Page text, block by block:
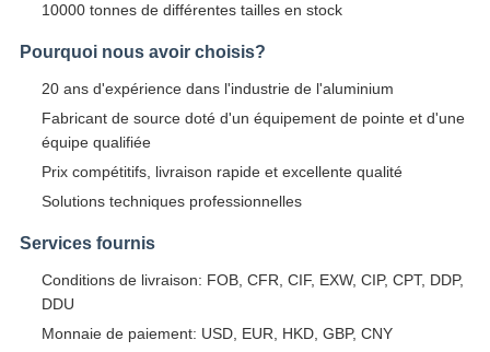
10000 tonnes de différentes tailles en stock
Pourquoi nous avoir choisis?
20 ans d'expérience dans l'industrie de l'aluminium
Fabricant de source doté d'un équipement de pointe et d'une
équipe qualifiée
Prix compétitifs, livraison rapide et excellente qualité
Solutions techniques professionnelles
Services fournis
Conditions de livraison: FOB, CFR, CIF, EXW, CIP, CPT, DDP,
DDU
Monnaie de paiement: USD, EUR, HKD, GBP, CNY